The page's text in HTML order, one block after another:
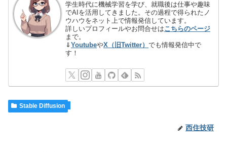
学生時代に機械学習を学び、就職後は仕事や趣味
でAIを活用してきました。その過程で得られたノ
ウハウをネット上で情報発信しています。
詳しいプロフィールやお問合せはこちらのページ
まで。
⇓YoutubeやX（旧Twitter）でも情報発信中で
す！
Stable Diffusion
西住技研